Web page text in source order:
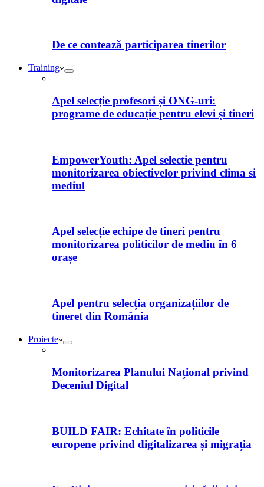
De ce contează participarea tinerilor
Training
Apel selecție profesori și ONG-uri:
programe de educație pentru elevi și tineri
EmpowerYouth: Apel selectie pentru
monitorizarea obiectivelor privind clima si
mediul
Apel selecție echipe de tineri pentru
monitorizarea politicilor de mediu în 6
orașe
Apel pentru selecția organizațiilor de
tineret din România
Proiecte
Monitorizarea Planului Național privind
Deceniul Digital
BUILD FAIR: Echitate în politicile
europene privind digitalizarea și migrația